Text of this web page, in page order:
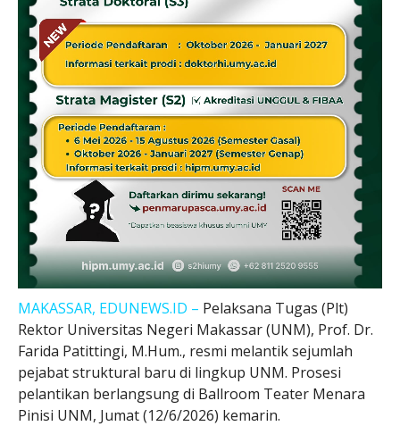
MAKASSAR, EDUNEWS.ID – Pelaksana Tugas (Plt)
Rektor Universitas Negeri Makassar (UNM), Prof. Dr.
Farida Patittingi, M.Hum., resmi melantik sejumlah
pejabat struktural baru di lingkup UNM. Prosesi
pelantikan berlangsung di Ballroom Teater Menara
Pinisi UNM, Jumat (12/6/2026) kemarin.